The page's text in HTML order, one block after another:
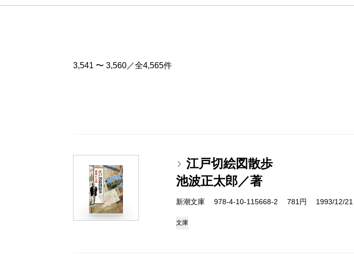
3,541 〜 3,560／全4,565件
江戸切絵図散歩
池波正太郎／著
新潮文庫 978-4-10-115668-2 781円 1993/12/21
文庫